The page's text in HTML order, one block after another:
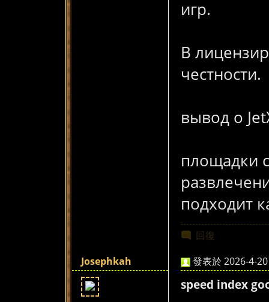
игр.
В
честности.
вывод о
площадки
подходит
回復
Josephkah
發表於 2026-4-
speed index